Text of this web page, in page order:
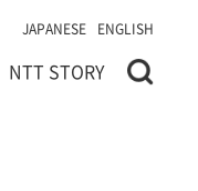
JAPANESE ENGLISH
NTT STORY